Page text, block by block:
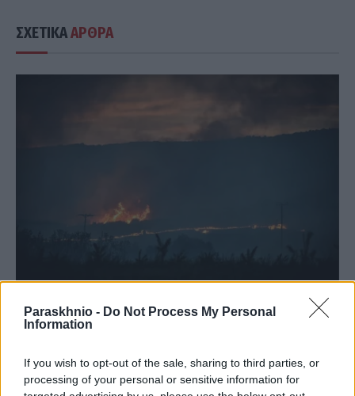
Paraskhnio - Do Not Process My Personal
Information
If you wish to opt-out of the sale, sharing to third parties, or
processing of your personal or sensitive information for
ΣΧΕΤΙΚΑΑΡΘΡΑ
ΕΛΛΆΔΑ
Φωτιά στα Αϊβαλιώτικα Βόλου: Μεγάλη κινητοποίηση
ΑΝΑΡΤΗΘΗΚΕ ΑΠΟDKATSAMADOU 5 ΑΥΓΟΎΣΤΟΥ 2026